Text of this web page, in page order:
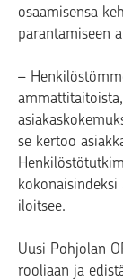
osaamisensa
parantamiseen
–
se kertoo
iloitsee.
Uusi Pohjolan
rooliaan ja